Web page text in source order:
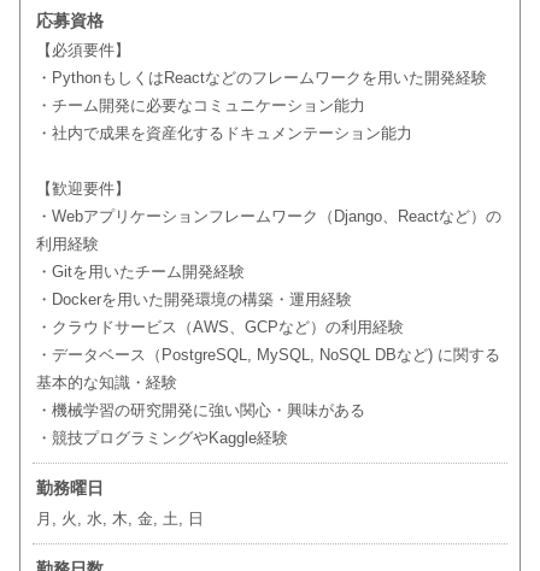
応募資格
【必須要件】
・PythonもしくはReactなどのフレームワークを用いた開発経験
・チーム開発に必要なコミュニケーション能力
・社内で成果を資産化するドキュメンテーション能力
【歓迎要件】
・Webアプリケーションフレームワーク（Django、Reactなど）の
利用経験
・Gitを用いたチーム開発経験
・Dockerを用いた開発環境の構築・運用経験
・クラウドサービス（AWS、GCPなど）の利用経験
・データベース（PostgreSQL, MySQL, NoSQL DBなど) に関する
基本的な知識・経験
・機械学習の研究開発に強い関心・興味がある
・競技プログラミングやKaggle経験
勤務曜日
月, 火, 水, 木, 金, 土, 日